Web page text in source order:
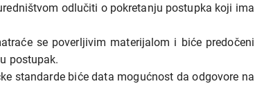
odlučiti o pokretanju postupka koji ima
se poverljivim materijalom i biće predočeni
postupak.
standarde biće data mogućnost da odgovore na